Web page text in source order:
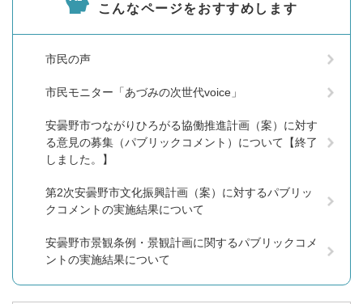
こんなページをおすすめします
市民の声
市民モニター「あづみの次世代voice」
安曇野市つながりひろがる協働推進計画（案）に対す
る意見の募集（パブリックコメント）について【終了
しました。】
第2次安曇野市文化振興計画（案）に対するパブリッ
クコメントの実施結果について
安曇野市景観条例・景観計画に関するパブリックコメ
ントの実施結果について